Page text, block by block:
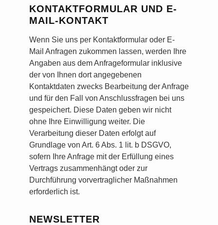
KONTAKTFORMULAR UND E-
MAIL-KONTAKT
Wenn Sie uns per Kontaktformular oder E-
Mail Anfragen zukommen lassen, werden Ihre
Angaben aus dem Anfrageformular inklusive
der von Ihnen dort angegebenen
Kontaktdaten zwecks Bearbeitung der Anfrage
und für den Fall von Anschlussfragen bei uns
gespeichert. Diese Daten geben wir nicht
ohne Ihre Einwilligung weiter. Die
Verarbeitung dieser Daten erfolgt auf
Grundlage von Art. 6 Abs. 1 lit. b DSGVO,
sofern Ihre Anfrage mit der Erfüllung eines
Vertrags zusammenhängt oder zur
Durchführung vorvertraglicher Maßnahmen
erforderlich ist.
NEWSLETTER